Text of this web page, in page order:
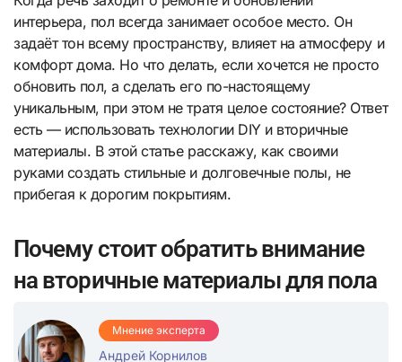
интерьера, пол всегда занимает особое место. Он
задаёт тон всему пространству, влияет на атмосферу и
комфорт дома. Но что делать, если хочется не просто
обновить пол, а сделать его по-настоящему
уникальным, при этом не тратя целое состояние? Ответ
есть — использовать технологии DIY и вторичные
материалы. В этой статье расскажу, как своими
руками создать стильные и долговечные полы, не
прибегая к дорогим покрытиям.
Почему стоит обратить внимание
на вторичные материалы для пола
Мнение эксперта
Андрей Корнилов